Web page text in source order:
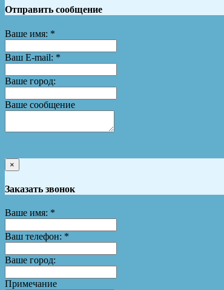
Отправить сообщение
Ваше имя: *
Ваш E-mail: *
Ваше город:
Ваше сообщение
×
Заказать звонок
Ваше имя: *
Ваш телефон: *
Ваше город:
Примечание